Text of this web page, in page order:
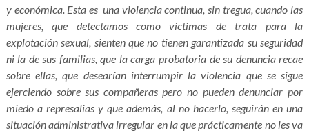
y económica. Esta es una violencia continua, sin tregua, cuando las
mujeres, que detectamos como víctimas de trata para la
explotación sexual, sienten que no tienen garantizada su seguridad
ni la de sus familias, que la carga probatoria de su denuncia recae
sobre ellas, que desearían interrumpir la violencia que se sigue
ejerciendo sobre sus compañeras pero no pueden denunciar por
miedo a represalias y que además, al no hacerlo, seguirán en una
situación administrativa irregular en la que prácticamente no les va